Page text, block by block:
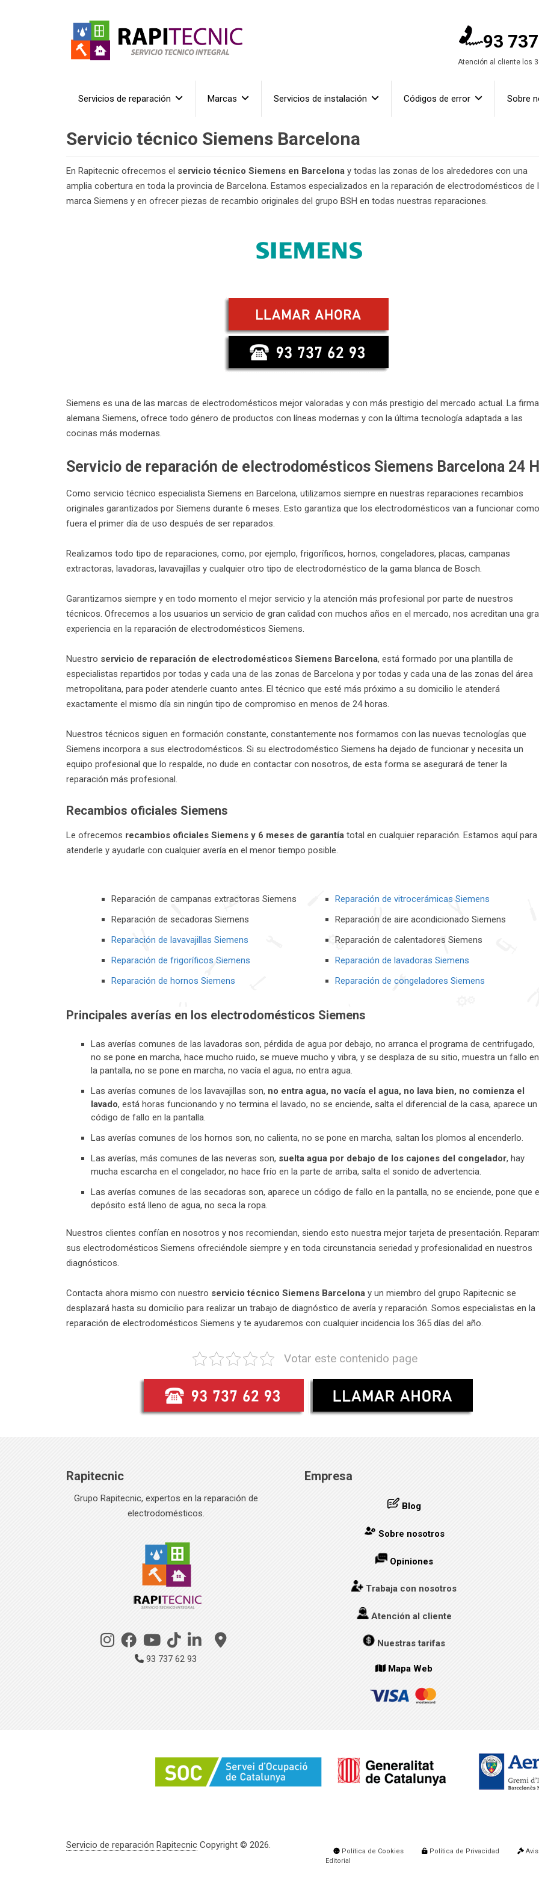
93
Atención al cliente los
Servicios de reparación Marcas Servicios de instalación Códigos de error Sobre
Servicio técnico Siemens Barcelona
En Rapitecnic ofrecemos el servicio técnico Siemens en Barcelona y todas las zonas de los alrededores con una
amplia cobertura en toda la provincia de Barcelona. Estamos especializados en la reparación de electrodomésticos de
marca Siemens y en ofrecer piezas de recambio originales del grupo BSH en todas nuestras reparaciones.
Siemens es una de las marcas de electrodomésticos mejor valoradas y con más prestigio del mercado actual. La firma
alemana Siemens, ofrece todo género de productos con líneas modernas y con la última tecnología adaptada a las
cocinas más modernas.
Servicio de reparación de electrodomésticos Siemens Barcelona 24 H
Como servicio técnico especialista Siemens en Barcelona, utilizamos siempre en nuestras reparaciones recambios
originales garantizados por Siemens durante 6 meses. Esto garantiza que los electrodomésticos van a funcionar
fuera el primer día de uso después de ser reparados.
Realizamos todo tipo de reparaciones, como, por ejemplo, frigoríficos, hornos, congeladores, placas, campanas
extractoras, lavadoras, lavavajillas y cualquier otro tipo de electrodoméstico de la gama blanca de Bosch.
Garantizamos siempre y en todo momento el mejor servicio y la atención más profesional por parte de nuestros
técnicos. Ofrecemos a los usuarios un servicio de gran calidad con muchos años en el mercado, nos acreditan una
experiencia en la reparación de electrodomésticos Siemens.
Nuestro servicio de reparación de electrodomésticos Siemens Barcelona, está formado por una plantilla de
especialistas repartidos por todas y cada una de las zonas de Barcelona y por todas y cada una de las zonas del área
metropolitana, para poder atenderle cuanto antes. El técnico que esté más próximo a su domicilio le atenderá
exactamente el mismo día sin ningún tipo de compromiso en menos de 24 horas.
Nuestros técnicos siguen en formación constante, constantemente nos formamos con las nuevas tecnologías que
Siemens incorpora a sus electrodomésticos. Si su electrodoméstico Siemens ha dejado de funcionar y necesita un
equipo profesional que lo respalde, no dude en contactar con nosotros, de esta forma se asegurará de tener la
reparación más profesional.
Recambios oficiales Siemens
Le ofrecemos recambios oficiales Siemens y 6 meses de garantía total en cualquier reparación. Estamos aquí para
atenderle y ayudarle con cualquier avería en el menor tiempo posible.
Reparación de campanas extractoras Siemens
Reparación de secadoras Siemens
Reparación de lavavajillas Siemens
Reparación de frigoríficos Siemens
Reparación de hornos Siemens
Reparación de vitrocerámicas Siemens
Reparación de aire acondicionado Siemens
Reparación de calentadores Siemens
Reparación de lavadoras Siemens
Reparación de congeladores Siemens
Principales averías en los electrodomésticos Siemens
Las averías comunes de las lavadoras son, pérdida de agua por debajo, no arranca el programa de centrifugado,
no se pone en marcha, hace mucho ruido, se mueve mucho y vibra, y se desplaza de su sitio, muestra un fallo en
la pantalla, no se pone en marcha, no vacía el agua, no entra agua.
Las averías comunes de los lavavajillas son, no entra agua, no vacía el agua, no lava bien, no comienza el
lavado, está horas funcionando y no termina el lavado, no se enciende, salta el diferencial de la casa, aparece un
código de fallo en la pantalla.
Las averías comunes de los hornos son, no calienta, no se pone en marcha, saltan los plomos al encenderlo.
Las averías, más comunes de las neveras son, suelta agua por debajo de los cajones del congelador, hay
mucha escarcha en el congelador, no hace frío en la parte de arriba, salta el sonido de advertencia.
Las averías comunes de las secadoras son, aparece un código de fallo en la pantalla, no se enciende, pone que
depósito está lleno de agua, no seca la ropa.
Nuestros clientes confían en nosotros y nos recomiendan, siendo esto nuestra mejor tarjeta de presentación.
sus electrodomésticos Siemens ofreciéndole siempre y en toda circunstancia seriedad y profesionalidad en nuestros
diagnósticos.
Contacta ahora mismo con nuestro servicio técnico Siemens Barcelona y un miembro del grupo Rapitecnic se
desplazará hasta su domicilio para realizar un trabajo de diagnóstico de avería y reparación. Somos especialistas en la
reparación de electrodomésticos Siemens y te ayudaremos con cualquier incidencia los 365 días del año.
Votar este contenido page
Rapitecnic
Grupo Rapitecnic, expertos en la reparación de
electrodomésticos.
93 737 62 93
Empresa
Blog
Sobre nosotros
Opiniones
Trabaja con nosotros
Atención al cliente
Nuestras tarifas
Mapa Web
Servicio de reparación Rapitecnic Copyright © 2026.
Política de Cookies Política de Privacidad
Editorial